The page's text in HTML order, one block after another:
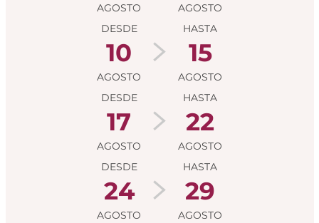
AGOSTO
AGOSTO
DESDE
10
AGOSTO
HASTA
15
AGOSTO
DESDE
17
AGOSTO
HASTA
22
AGOSTO
DESDE
24
AGOSTO
HASTA
29
AGOSTO